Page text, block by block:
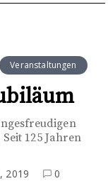
Veranstaltungen
125 Jahren
2019 0